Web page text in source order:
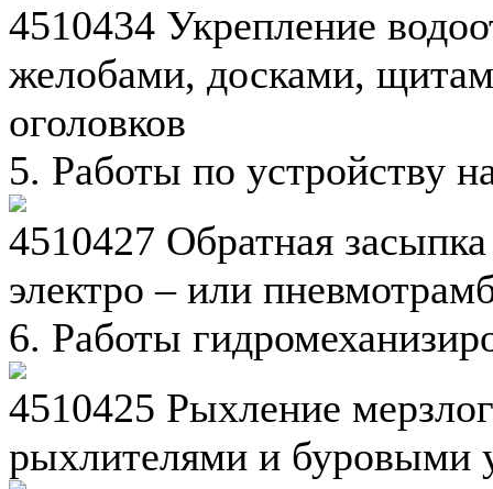
4510434 Укрепление
желобами, досками,
оголовков
5. Работы по устройству
4510427 Обратная
электро – или
6. Работы
4510425 Рыхление
рыхлителями и буровыми